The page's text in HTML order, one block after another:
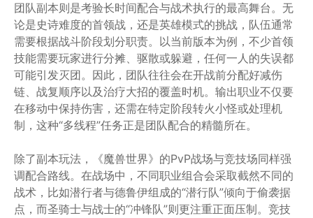
团队副本则是考验长时间配合与战术执行的最高舞台。无
论是史诗难度的首领战，还是英雄模式的挑战，队伍通常
需要根据战斗阶段划分职责。以当前版本为例，不少首领
技能需要玩家进行分摊、驱散或躲避，任何一人的失误都
可能引发灭团。因此，团队往往会在开战前分配好减伤
链、战复顺序以及治疗大招的覆盖时机。输出职业不仅要
在移动中保持伤害，还需在特定阶段转火小怪或处理机
制，这种“多线程”任务正是团队配合的精髓所在。
除了副本玩法，《魔兽世界》的PvP战场与竞技场同样强
调配合路线。在战场中，不同职业组合会采取截然不同的
战术，比如潜行者与德鲁伊组成的“潜行队”倾向于偷袭据
点，而圣骑士与战士的“冲锋队”则更注重正面压制。竞技